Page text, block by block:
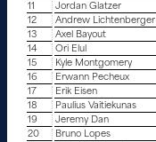
11
Jordan Glatzer
12
Andrew Lichtenberger
13
Axel Bayout
14
Ori Elul
15
Kyle Montgomery
16
Erwann Pecheux
17
Erik Eisen
18
Paulius Vaitiekunas
19
Jeremy Dan
20
Bruno Lopes